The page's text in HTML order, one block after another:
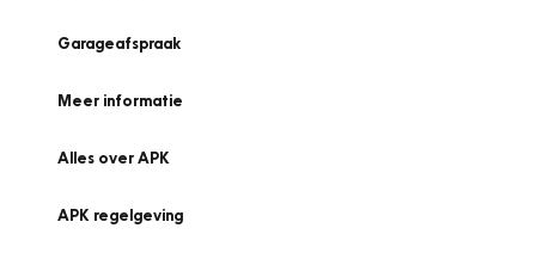
Garageafspraak
Meer informatie
Alles over APK
APK regelgeving